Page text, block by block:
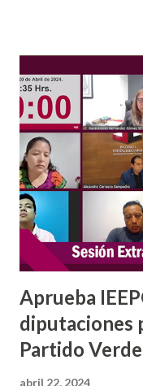
pintor de las pitayas
porque ya conozco
minuciosamente,
disfruto mucho, son
a los organizadores,
tenacidad,
apoyo de todos los
celebración cult...
Aprueba
diputaciones
Partido
abril 22, 2024